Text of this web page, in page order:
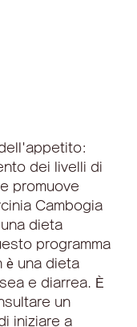
dei livelli di
promuove
Cambogia
dieta
programma
è una dieta
e diarrea. È
un
iniziare a